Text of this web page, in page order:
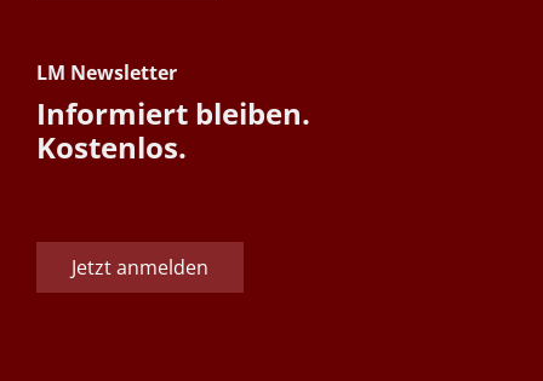
LM Newsletter
Informiert bleiben.
Kostenlos.
Jetzt anmelden